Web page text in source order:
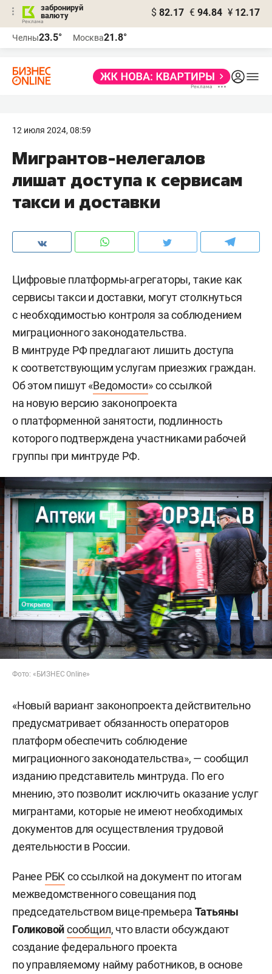
забронируй
валюту
$ 82.17 € 94.84 ¥ 12.17
Челны23.5° Москва21.8°
12 июля 2024, 08:59
Мигрантов-нелегалов
лишат доступа к сервисам
такси и доставки
Цифровые платформы-агрегаторы, такие как
сервисы такси и доставки, могут столкнуться
с необходимостью контроля за соблюдением
миграционного законодательства.
В минтруде РФ предлагают лишить доступа
к соответствующим услугам приезжих граждан.
Об этом пишут «Ведомости» со ссылкой
на новую версию законопроекта
о платформенной занятости, подлинность
которого подтверждена участниками рабочей
группы при минтруде РФ.
Фото: «БИЗНЕС Online»
«Новый вариант законопроекта действительно
предусматривает обязанность операторов
платформ обеспечить соблюдение
миграционного законодательства», — сообщил
изданию представитель минтруда. По его
мнению, это позволит исключить оказание услуг
мигрантами, которые не имеют необходимых
документов для осуществления трудовой
деятельности в России.
Ранее РБК со ссылкой на документ по итогам
межведомственного совещания под
председательством вице-премьера Татьяны
Голиковойсообщил, что власти обсуждают
создание федерального проекта
по управляемому найму работников, в основе